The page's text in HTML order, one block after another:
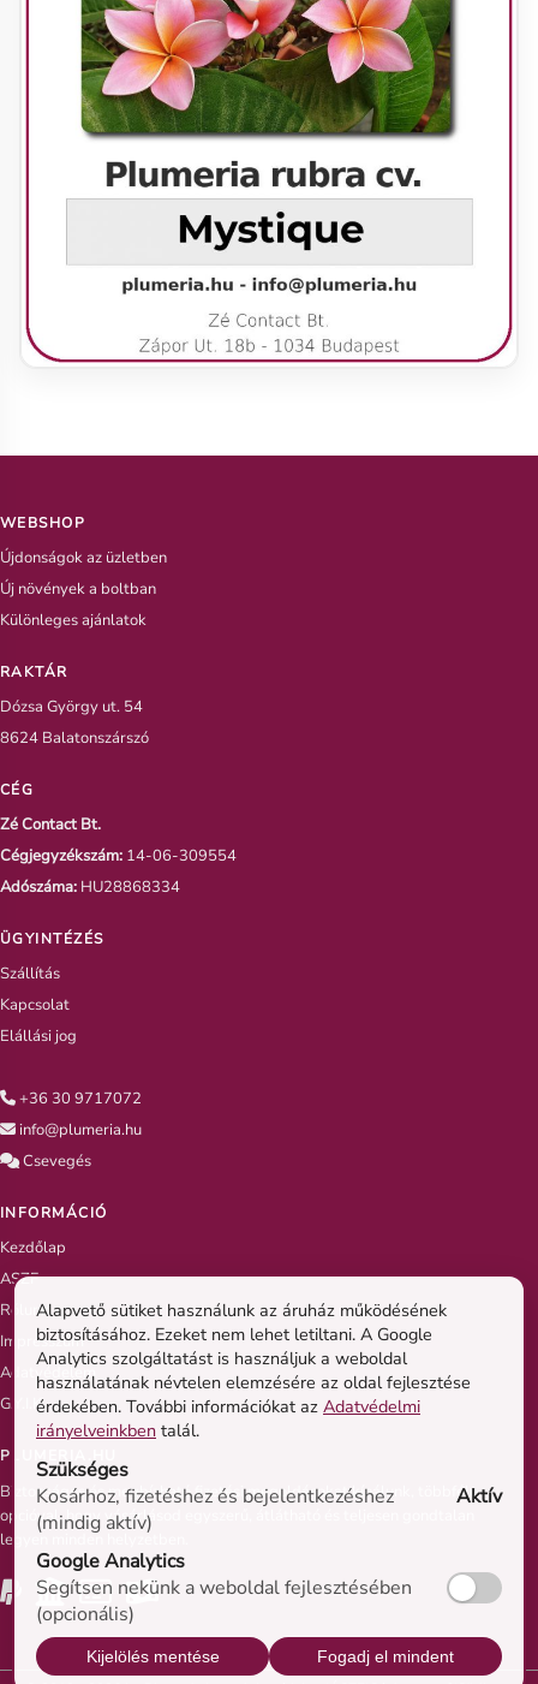
WEBSHOP
Újdonságok az üzletben
Új növények a boltban
Különleges ajánlatok
RAKTÁR
Dózsa György ut. 54
8624 Balatonszárszó
CÉG
Zé Contact Bt.
Cégjegyzékszám: 14-06-309554
Adószáma: HU28868334
ÜGYINTÉZÉS
Szállítás
Kapcsolat
Elállási jog
+36 30 9717072
info@plumeria.hu
Csevegés
INFORMÁCIÓ
Kezdőlap
ASZF
Rólunk
Impresszum
Adatvédelem
G.Y.I.K
PLUMERIA.HU
Biztonságos és megbízható fizetési megoldásokat kínálunk, többféle
opcióval, hogy vásárlásod egyszerű, átlátható és teljesen gondtalan
legyen minden helyzetben.
Alapvető sütiket használunk az áruház működésének
biztosításához. Ezeket nem lehet letiltani. A Google
Analytics szolgáltatást is használjuk a weboldal
használatának névtelen elemzésére az oldal fejlesztése
érdekében. További információkat az Adatvédelmi
irányelveinkben talál.
Szükséges
Kosárhoz, fizetéshez és bejelentkezéshez
(mindig aktív)
Aktív
Google Analytics
Segítsen nekünk a weboldal fejlesztésében
(opcionális)
Kijelölés mentése Fogadj el mindent